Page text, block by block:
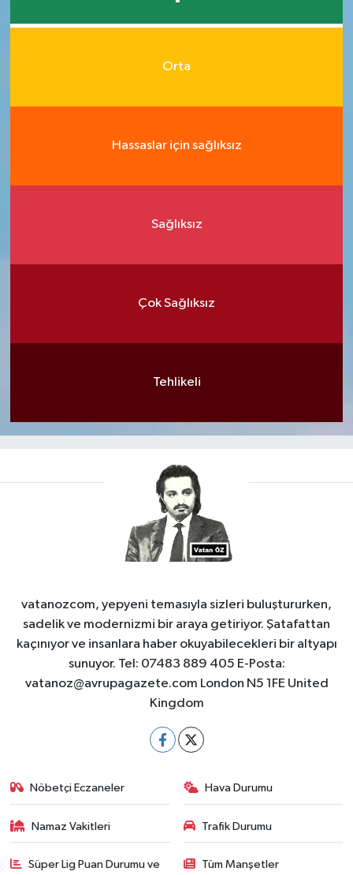
Orta
Hassaslar için sağlıksız
Sağlıksız
Çok Sağlıksız
Tehlikeli
vatanozcom, yepyeni temasıyla sizleri buluştururken,
sadelik ve modernizmi bir araya getiriyor. Şatafattan
kaçınıyor ve insanlara haber okuyabilecekleri bir altyapı
sunuyor. Tel: 07483 889 405 E-Posta:
vatanoz@avrupagazete.com London N5 1FE United
Kingdom
Nöbetçi Eczaneler Hava Durumu
Namaz Vakitleri Trafik Durumu
Süper Lig Puan Durumu ve Tüm Manşetler